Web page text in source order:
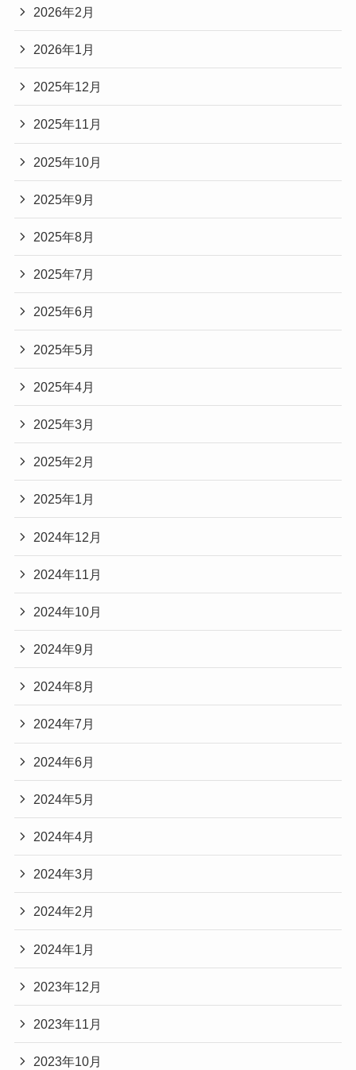
2026年2月
2026年1月
2025年12月
2025年11月
2025年10月
2025年9月
2025年8月
2025年7月
2025年6月
2025年5月
2025年4月
2025年3月
2025年2月
2025年1月
2024年12月
2024年11月
2024年10月
2024年9月
2024年8月
2024年7月
2024年6月
2024年5月
2024年4月
2024年3月
2024年2月
2024年1月
2023年12月
2023年11月
2023年10月